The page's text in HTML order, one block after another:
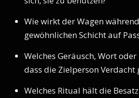
Wie wirkt der Wagen
gewöhnlichen Schicht auf
Welches Geräusch, Wort
dass die Zielperson Verdacht
Welches Ritual hält die